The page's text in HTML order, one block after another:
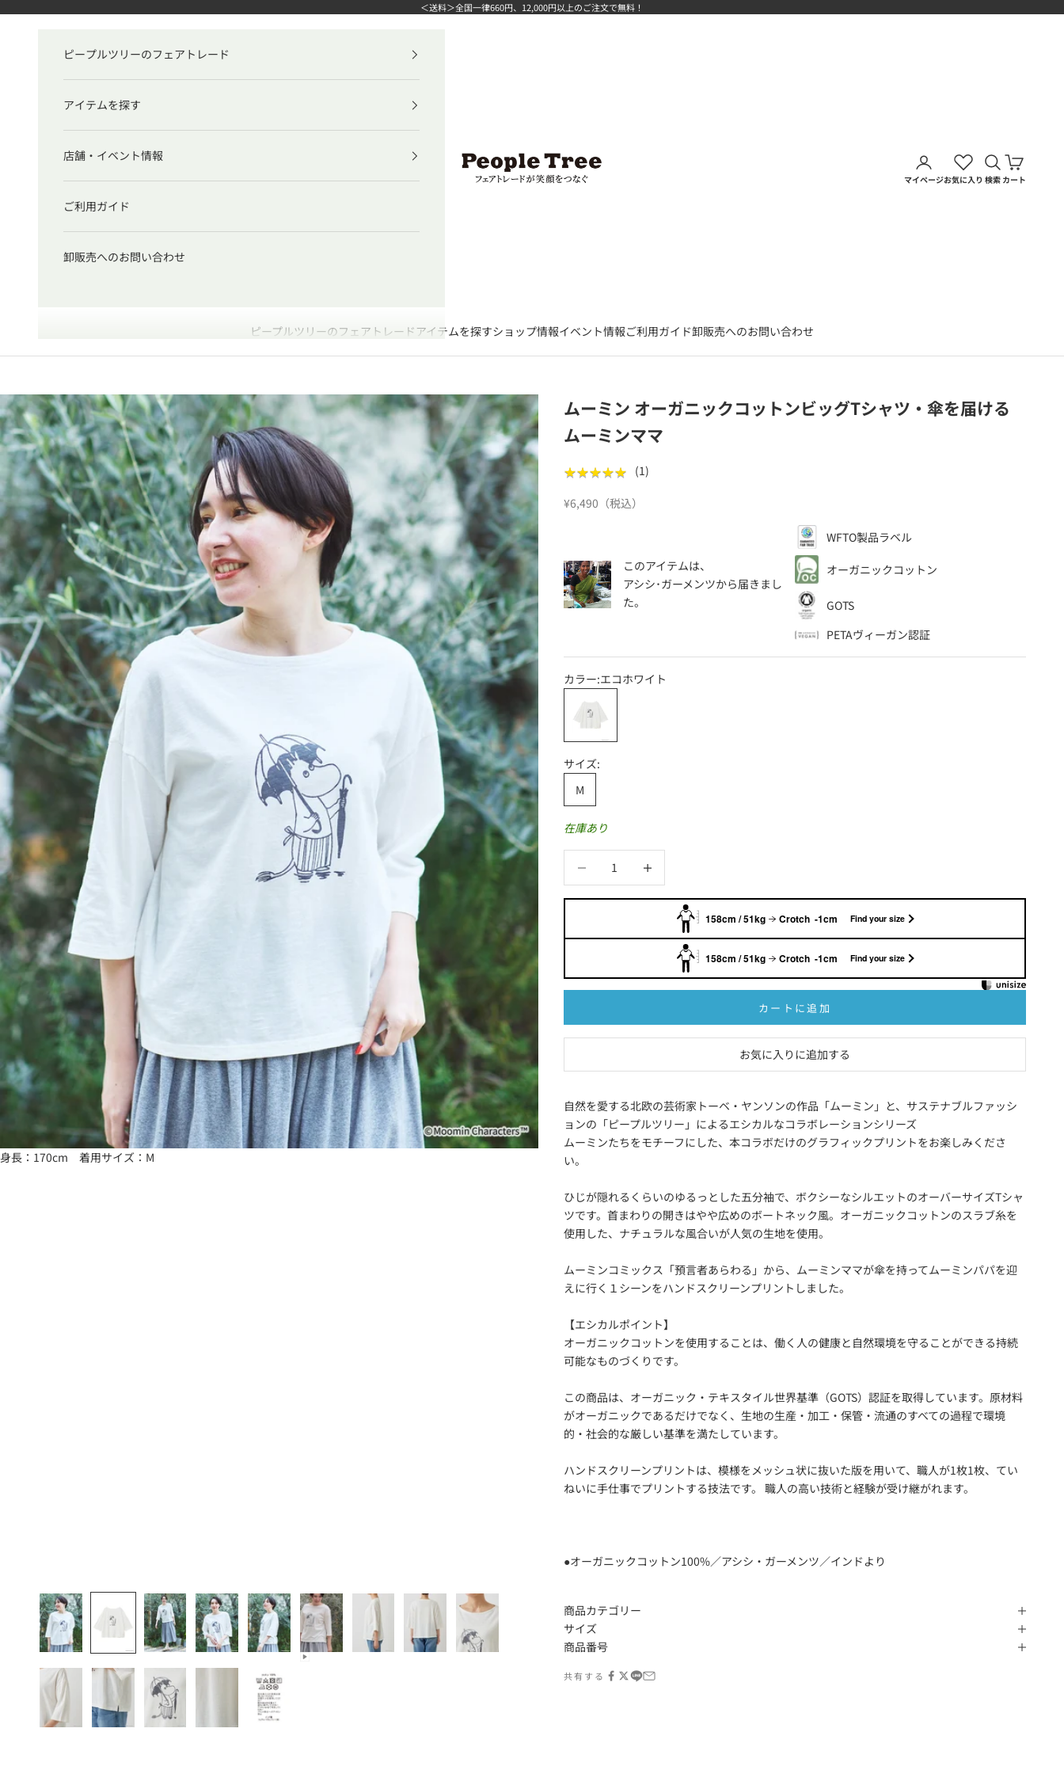
＜送料＞全国一律660円、12,000円以上のご注文で無料！
ピープルツリー公式オンラインショップ
ピープルツリーのフェアトレード アイテムを探すショップ情報イベント情報ご利用ガイド卸販売へのお問い合わせ
アカウントページに移動す
マイページお気に入り
検索を開く
検索
カートを
カート
ピープルツリーのフェアトレード
アイテムを探す
店舗・イベント情報
ご利用ガイド
卸販売へのお問い合わせ
身長：170cm 着用サイズ：M
ムーミン オーガニックコットンビッグTシャツ・傘を届ける
ムーミンママ
★★★★★
★★★★★ (1)
セール価格
¥6,490（税込）
このアイテムは、
アシシ･ガーメンツから届きまし
た。
WFTO製品ラベル
オーガニックコットン
GOTS
PETAヴィーガン認証
カラー:エコホワイト
サイズ:
M
在庫あり
158cm / 51kg Crotch -1cm Find your size
158cm / 51kg Crotch -1cm Find your size
カートに追加
お気に入りに追加する
自然を愛する北欧の芸術家トーベ・ヤンソンの作品「ムーミン」と、サステナブルファッシ
ョンの「ピープルツリー」によるエシカルなコラボレーションシリーズ
ムーミンたちをモチーフにした、本コラボだけのグラフィックプリントをお楽しみくださ
い。
ひじが隠れるくらいのゆるっとした五分袖で、ボクシーなシルエットのオーバーサイズTシャ
ツです。首まわりの開きはやや広めのボートネック風。オーガニックコットンのスラブ糸を
使用した、ナチュラルな風合いが人気の生地を使用。
ムーミンコミックス「預言者あらわる」から、ムーミンママが傘を持ってムーミンパパを迎
えに行く１シーンをハンドスクリーンプリントしました。
【エシカルポイント】
オーガニックコットンを使用することは、働く人の健康と自然環境を守ることができる持続
可能なものづくりです。
この商品は、オーガニック・テキスタイル世界基準（GOTS）認証を取得しています。原材料
がオーガニックであるだけでなく、生地の生産・加工・保管・流通のすべての過程で環境
的・社会的な厳しい基準を満たしています。
ハンドスクリーンプリントは、模様をメッシュ状に抜いた版を用いて、職人が1枚1枚、てい
ねいに手仕事でプリントする技法です。 職人の高い技術と経験が受け継がれます。
●オーガニックコットン100%／アシシ・ガーメンツ／インドより
商品カテゴリー
サイズ
商品番号
共有する